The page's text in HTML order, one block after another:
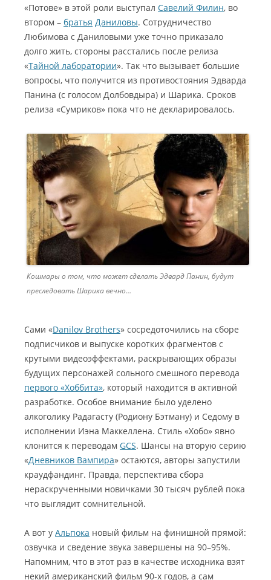
«Потове» в этой роли выступал Савелий Филин, во
втором – братья Даниловы. Сотрудничество
Любимова с Даниловыми уже точно приказало
долго жить, стороны расстались после релиза
«Тайной лаборатории». Так что вызывает большие
вопросы, что получится из противостояния Эдварда
Панина (с голосом Долбовдыра) и Шарика. Сроков
релиза «Сумриков» пока что не декларировалось.
Кошмары о том, что может сделать Эдвард Панин, будут
преследовать Шарика вечно…
Сами «Danilov Brothers» сосредоточились на сборе
подписчиков и выпуске коротких фрагментов с
крутыми видеоэффектами, раскрывающих образы
будущих персонажей сольного смешного перевода
первого «Хоббита», который находится в активной
разработке. Особое внимание было уделено
алкоголику Радагасту (Родиону Бэтману) и Седому в
исполнении Иэна Маккеллена. Стиль «Хобо» явно
клонится к переводам GCS. Шансы на вторую серию
«Дневников Вампира» остаются, авторы запустили
краудфандинг. Правда, перспектива сбора
нераскрученными новичками 30 тысяч рублей пока
что выглядит сомнительной.
А вот у Альпока новый фильм на финишной прямой:
озвучка и сведение звука завершены на 90–95%.
Напомним, что в этот раз в качестве исходника взят
некий американский фильм 90-х годов, а сам